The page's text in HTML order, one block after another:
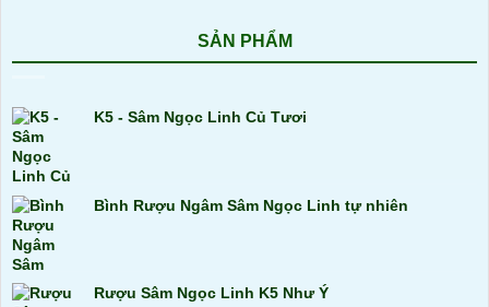
SẢN PHẨM
K5 - Sâm Ngọc Linh Củ Tươi
Bình Rượu Ngâm Sâm Ngọc Linh tự nhiên
Rượu Sâm Ngọc Linh K5 Như Ý